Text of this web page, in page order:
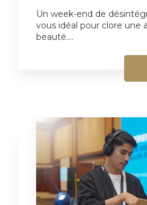
Un week-end de
vous idéal pour clore une
beauté....